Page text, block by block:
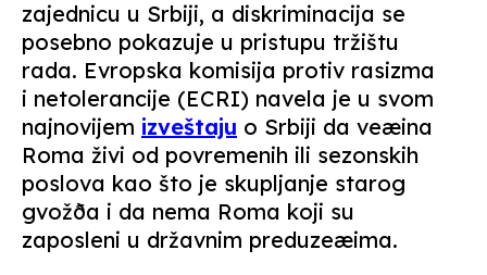
zajednicu u Srbiji, a diskriminacija se
posebno pokazuje u pristupu tržištu
rada. Evropska komisija protiv rasizma
i netolerancije (ECRI) navela je u svom
najnovijem izveštaju o Srbiji da veæina
Roma živi od povremenih ili sezonskih
poslova kao što je skupljanje starog
gvožða i da nema Roma koji su
zaposleni u državnim preduzeæima.